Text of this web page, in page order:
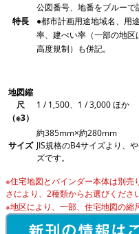
特長
公図番号、地番をブルーで
●都市計画用途地域名、用
率、建ぺい率（一部の地区
高度規制）も併記。
地図縮
尺
（※3）
1 / 1,500、1 / 3,000 ほか
サイズ
約385mm×約280mm
JIS規格のB4サイズより、
ズです。
※住宅地図とバインダー本体は別売
さにより、2種類からお選びくださ
※地区により、一部、住宅地図の縮